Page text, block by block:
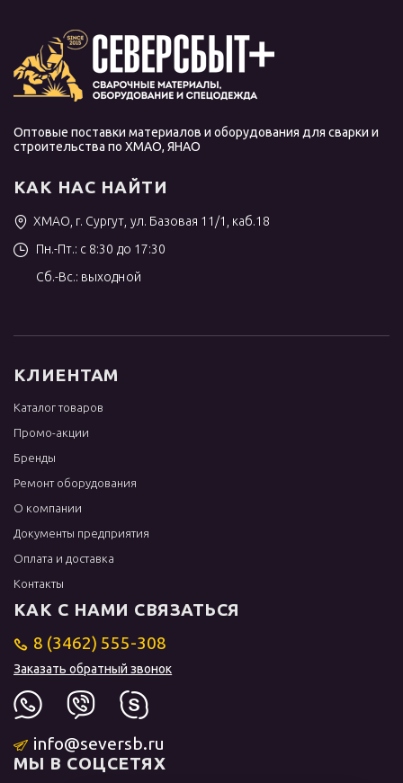
Оптовые поставки материалов и оборудования для сварки и
строительства по ХМАО, ЯНАО
КАК НАС НАЙТИ
ХМАО, г. Сургут, ул. Базовая 11/1, каб.18
Пн.-Пт.: с 8:30 до 17:30
Сб.-Вс.: выходной
КЛИЕНТАМ
Каталог товаров
Промо-акции
Бренды
Ремонт оборудования
О компании
Документы предприятия
Оплата и доставка
Контакты
КАК С НАМИ СВЯЗАТЬСЯ
8 (3462) 555-308
Заказать обратный звонок
info@seversb.ru
МЫ В СОЦСЕТЯХ